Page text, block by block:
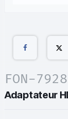
FON-7928
Adaptateur